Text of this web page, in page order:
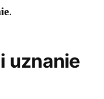
.
uznanie